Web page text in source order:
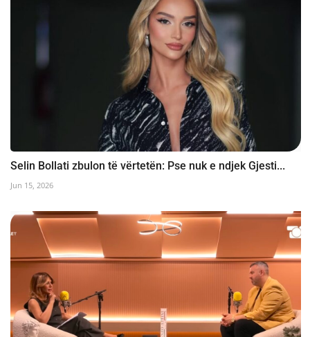
Selin Bollati zbulon të vërtetën: Pse nuk e ndjek Gjesti...
Jun 15, 2026